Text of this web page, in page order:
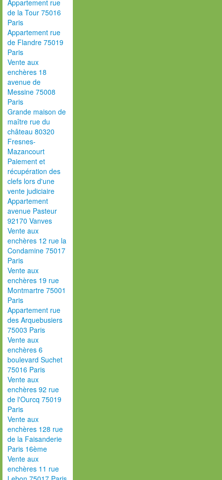
Appartement rue
de la Tour 75016
Paris
Appartement rue
de Flandre 75019
Paris
Vente aux
enchères 18
avenue de
Messine 75008
Paris
Grande maison de
maître rue du
château 80320
Fresnes-
Mazancourt
Paiement et
récupération des
clefs lors d'une
vente judiciaire
Appartement
avenue Pasteur
92170 Vanves
Vente aux
enchères 12 rue la
Condamine 75017
Paris
Vente aux
enchères 19 rue
Montmartre 75001
Paris
Appartement rue
des Arquebusiers
75003 Paris
Vente aux
enchères 6
boulevard Suchet
75016 Paris
Vente aux
enchères 92 rue
de l'Ourcq 75019
Paris
Vente aux
enchères 128 rue
de la Faisanderie
Paris 16ème
Vente aux
enchères 11 rue